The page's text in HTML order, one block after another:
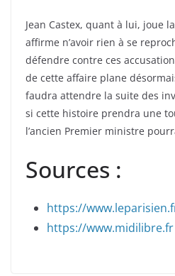
Jean Castex, quant à lui, joue
affirme n’avoir rien à se
défendre contre ces
de cette affaire plane
faudra attendre la suite des
si cette histoire prendra une
l’ancien Premier ministre
Sources :
https://
https://www.midilibre.fr